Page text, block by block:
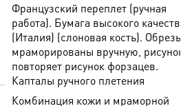
Французский переплет (ручная
работа). Бумага высокого качества
(Италия) (слоновая кость). Обрезы
мраморированы вручную, рисунок
повторяет рисунок форзацев.
Капталы ручного плетения
Комбинация кожи и мраморной